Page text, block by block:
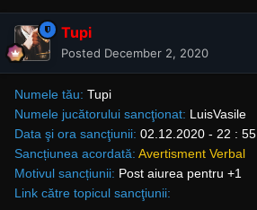
Tupi
Posted December 2, 2020
Numele tău: Tupi
Numele jucătorului sancţionat: LuisVasile
Data şi ora sancţiunii: 02.12.2020 - 22 : 55
Sancțiunea acordată: Avertisment Verbal
Motivul sancțiunii: Post aiurea pentru +1
Link către topicul sancţiunii: